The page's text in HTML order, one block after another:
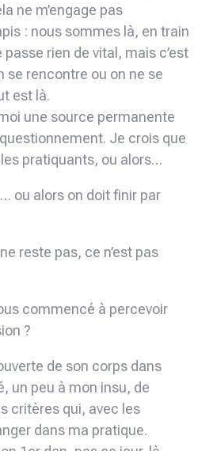
ne m’engage pas
: nous sommes là, en train
rien de vital, mais c’est
se rencontre ou on ne se
est là.
une source permanente
Je crois que
les pratiquants, ou alors…
ou alors on doit finir par
reste pas, ce n’est pas
commencé à percevoir
?
de son corps dans
un peu à mon insu, de
critères qui, avec les
dans ma pratique.